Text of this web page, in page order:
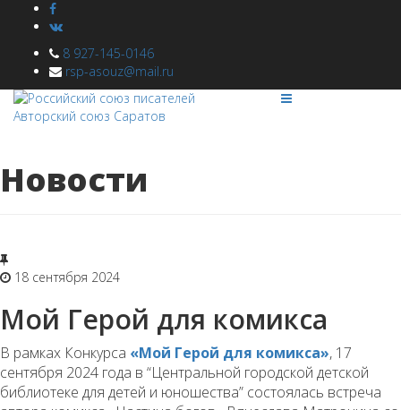
8 927-145-0146
rsp-asouz@mail.ru
Новости
18 сентября 2024
Мой Герой для комикса
В рамках Конкурса «Мой Герой для комикса», 17
сентября 2024 года в “Центральной городской детской
библиотеке для детей и юношества” состоялась встреча